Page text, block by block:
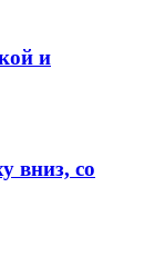
и
вниз, со